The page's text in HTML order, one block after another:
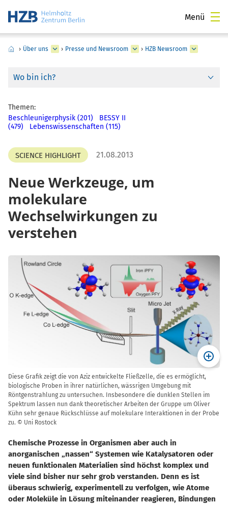
Menü
› Über uns › Presse und Newsroom › HZB Newsroom
Wo bin ich?
Themen:
Beschleunigerphysik (201)
BESSY II
(479)
Lebenswissenschaften (115)
SCIENCE HIGHLIGHT 21.08.2013
Neue Werkzeuge, um
molekulare
Wechselwirkungen zu
verstehen
Diese Grafik zeigt die von Aziz entwickelte Fließzelle, die es ermöglicht,
biologische Proben in ihrer natürlichen, wässrigen Umgebung mit
Röntgenstrahlung zu untersuchen. Insbesondere die dunklen Stellen im
Spektrum lassen nun dank theoretischer Arbeiten der Gruppe um Oliver
Kühn sehr genaue Rückschlüsse auf molekulare Interaktionen in der Probe
zu. © Uni Rostock
Chemische Prozesse in Organismen aber auch in
anorganischen „nassen“ Systemen wie Katalysatoren oder
neuen funktionalen Materialien sind höchst komplex und
viele sind bisher nur sehr grob verstanden. Denn es ist
überaus schwierig, experimentell zu verfolgen, wie Atome
oder Moleküle in Lösung miteinander reagieren, Bindungen